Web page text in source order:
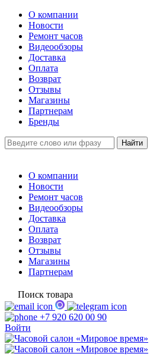
О компании
Новости
Ремонт часов
Видеообзоры
Доставка
Оплата
Возврат
Отзывы
Магазины
Партнерам
Бренды
О компании
Новости
Ремонт часов
Видеообзоры
Доставка
Оплата
Возврат
Отзывы
Магазины
Партнерам
Поиск товара
+7 920 620 00 90
Войти